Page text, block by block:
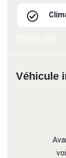
Véhicule